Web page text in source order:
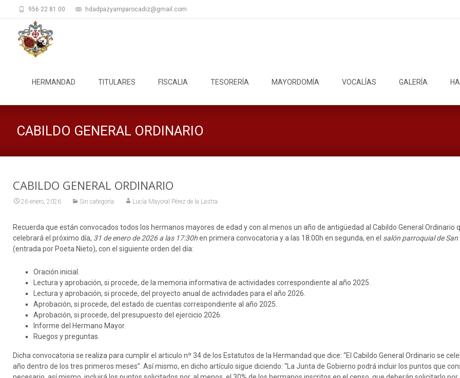
956 22 81 00 hdadpazyamparocadiz@gmail.com
HERMANDAD TITULARES FISCALIA TESORERÍA MAYORDOMÍA VOCALÍAS GALERÍA
CABILDO GENERAL ORDINARIO
CABILDO GENERAL ORDINARIO
26 enero, 2026 Sin categoría Lucía Mayoral Pérez de la Lastra
Recuerda que están convocados todos los hermanos mayores de edad y con al menos un año de antigüedad al Cabildo General Ordinario
celebrará el próximo día, 31 de enero de 2026 a las 17:30hen primera convocatoria y a las 18:00h en segunda, en el salón parroquial de San
(entrada por Poeta Nieto), con el siguiente orden del día:
Oración inicial.
Lectura y aprobación, si procede, de la memoria informativa de actividades correspondiente al año 2025.
Lectura y aprobación, si procede, del proyecto anual de actividades para el año 2026.
Aprobación, si procede, del estado de cuentas correspondiente al año 2025.
Aprobación, si procede, del presupuesto del ejercicio 2026.
Informe del Hermano Mayor.
Ruegos y preguntas.
Dicha convocatoria se realiza para cumplir el articulo nº 34 de los Estatutos de la Hermandad que dice: “El Cabildo General Ordinario se
año dentro de los tres primeros meses”. Así mismo, en dicho artículo sigue diciendo: “La Junta de Gobierno podrá incluir los puntos que